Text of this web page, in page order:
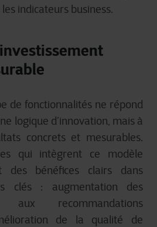
indicateurs business.
de fonctionnalités ne répond
logique d’innovation, mais à
concrets et mesurables.
qui intègrent ce modèle
des bénéfices clairs dans
clés : augmentation des
recommandations
de la qualité de